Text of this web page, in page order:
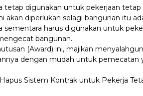
tetap digunakan untuk pekerjaan
akan diperlukan selagi bangunan itu
sementara harus digunakan untuk
bangunan.
(Award) ini, majikan
dengan mudah untuk pemecatan
Sistem Kontrak untuk Pekerja